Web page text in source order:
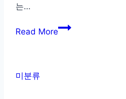
는…
Read More
유
미분류